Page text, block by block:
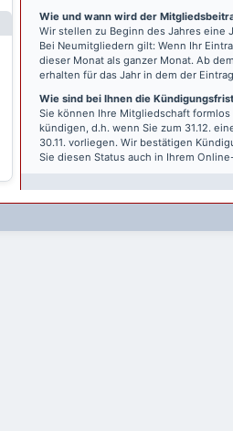
Wie und wann wird der
Wir stellen zu Beginn des Jahres eine
Bei Neumitgliedern gilt: Wenn Ihr
dieser Monat als ganzer Monat. Ab
erhalten für das Jahr in dem der
Wie sind bei Ihnen die
Sie können Ihre Mitgliedschaft
kündigen, d.h. wenn Sie zum 31.12.
30.11. vorliegen. Wir bestätigen
Sie diesen Status auch in Ihrem